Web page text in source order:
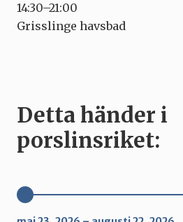
14:30–21:00
Grisslinge havsbad
Detta händer i
porslinsriket: